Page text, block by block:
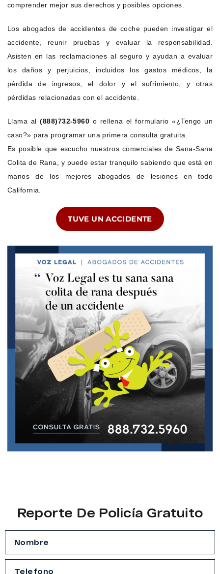
comprender mejor sus derechos y posibles opciones.
Los abogados de accidentes de coche pueden investigar el
accidente, reunir pruebas y evaluar la responsabilidad.
Asisten en las reclamaciones al seguro y ayudan a evaluar
los daños y perjuicios, incluidos los gastos médicos, la
pérdida de ingresos, el dolor y el sufrimiento, y otras
pérdidas relacionadas con el accidente.
Llama al(888)732-5960 o rellena el formulario «¿Tengo un
caso?» para programar una primera consulta gratuita.
Es posible que escucho nuestros comerciales de Sana-Sana
Colita de Rana, y puede estar tranquilo sabiendo que está en
manos de los mejores abogados de lesiones en todo
California.
TUVE UN ACCIDENTE
Reporte De Policía Gratuito